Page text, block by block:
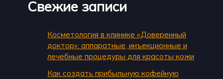
Свежие записи
Косметология в клинике «Доверенный
доктор»: аппаратные, инъекционные и
лечебные процедуры для красоты кожи
Как создать прибыльную кофейную